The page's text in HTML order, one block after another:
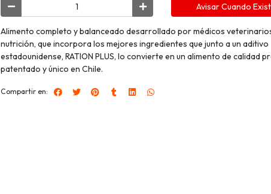
Avisar Cuando
Alimento completo y balanceado desarrollado por médicos
nutrición, que incorpora los mejores ingredientes que junto a un aditivo
estadounidense, RATION PLUS, lo convierte en un alimento de calidad
patentado y único en Chile.
Compartir en: